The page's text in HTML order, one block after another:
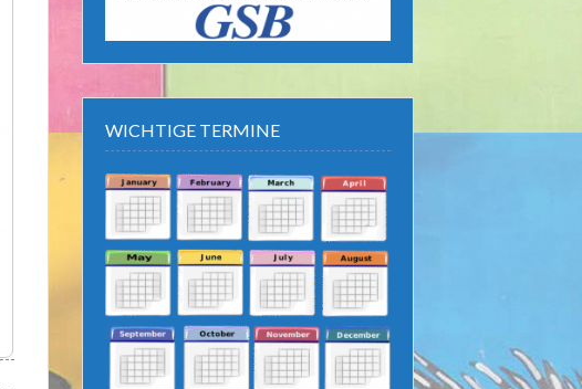
WICHTIGE TERMINE